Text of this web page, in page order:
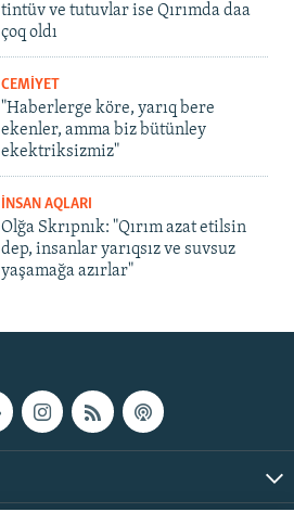
tintüv ve tutuvlar ise Qırımda daa
çoq oldı
CEMİYET
"Haberlerge köre, yarıq bere
ekenler, amma biz bütünley
ekektriksizmiz"
İNSAN AQLARI
Olğa Skrıpnık: "Qırım azat etilsin
dep, insanlar yarıqsız ve suvsuz
yaşamağa azırlar"